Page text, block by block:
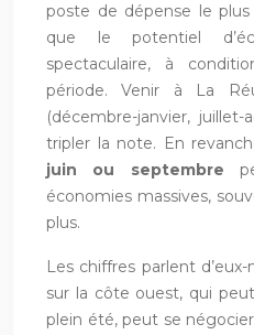
poste de dépense le plus
que le potentiel
spectaculaire, à
période. Venir à La
(décembre-janvier,
tripler la note. En
juin ou septembre
économies massives,
plus.
Les chiffres parlent
sur la côte ouest, qui
plein été, peut se